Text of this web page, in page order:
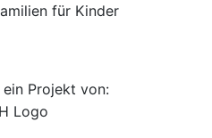
für Kinder
Projekt von: